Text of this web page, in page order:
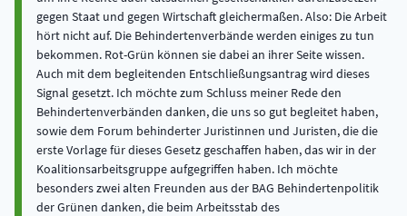
gegen Staat und gegen Wirtschaft gleichermaßen. Also: Die Arbeit
hört nicht auf. Die Behindertenverbände werden einiges zu tun
bekommen. Rot-Grün können sie dabei an ihrer Seite wissen.
Auch mit dem begleitenden Entschließungsantrag wird dieses
Signal gesetzt. Ich möchte zum Schluss meiner Rede den
Behindertenverbänden danken, die uns so gut begleitet haben,
sowie dem Forum behinderter Juristinnen und Juristen, die die
erste Vorlage für dieses Gesetz geschaffen haben, das wir in der
Koalitionsarbeitsgruppe aufgegriffen haben. Ich möchte
besonders zwei alten Freunden aus der BAG Behindertenpolitik
der Grünen danken, die beim Arbeitsstab des